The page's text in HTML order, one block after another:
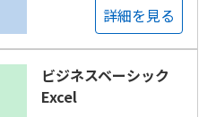
詳細を見る
ビジネスベーシック
Excel